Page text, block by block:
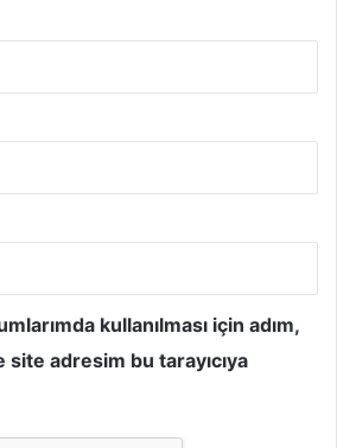
kullanılması için adım,
adresim bu tarayıcıya